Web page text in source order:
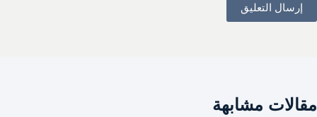
إرسال التعليق
مقالات مشابهة